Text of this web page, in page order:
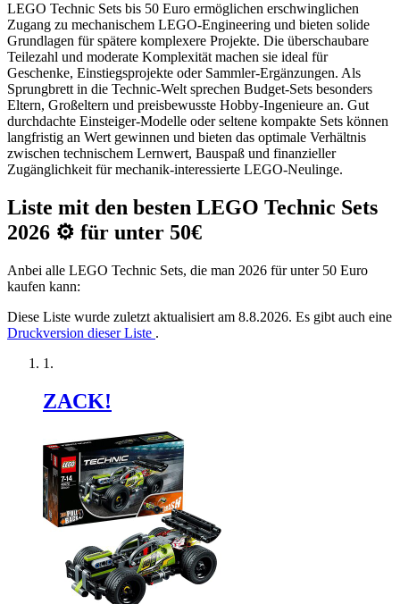
LEGO Technic Sets bis 50 Euro ermöglichen erschwinglichen
Zugang zu mechanischem LEGO-Engineering und bieten solide
Grundlagen für spätere komplexere Projekte. Die überschaubare
Teilezahl und moderate Komplexität machen sie ideal für
Geschenke, Einstiegsprojekte oder Sammler-Ergänzungen. Als
Sprungbrett in die Technic-Welt sprechen Budget-Sets besonders
Eltern, Großeltern und preisbewusste Hobby-Ingenieure an. Gut
durchdachte Einsteiger-Modelle oder seltene kompakte Sets können
langfristig an Wert gewinnen und bieten das optimale Verhältnis
zwischen technischem Lernwert, Bauspaß und finanzieller
Zugänglichkeit für mechanik-interessierte LEGO-Neulinge.
Liste mit den besten LEGO Technic Sets
2026 ⚙️ für unter 50€
Anbei alle LEGO Technic Sets, die man 2026 für unter 50 Euro
kaufen kann:
Diese Liste wurde zuletzt aktualisiert am 8.8.2026. Es gibt auch eine
Druckversion dieser Liste .
ZACK!